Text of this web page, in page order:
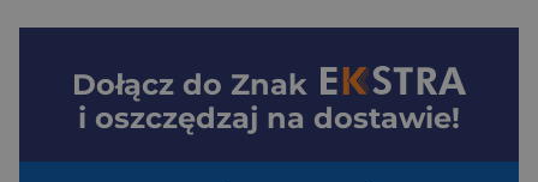
Dołącz do Znak
i oszczędzaj na dostawie!